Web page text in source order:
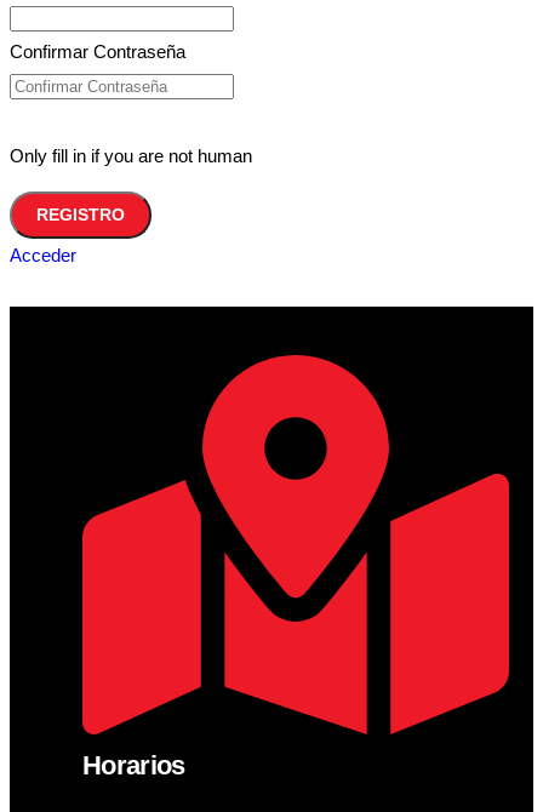
Confirmar Contraseña
Only fill in if you are not human
Acceder
Horarios